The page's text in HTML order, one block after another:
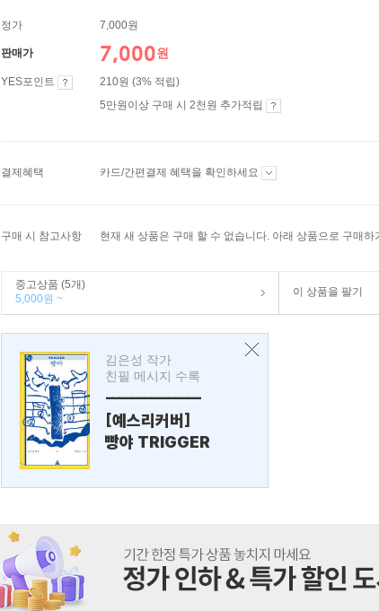
정가 7,000원
판매가 7,000원
YES포인트
210원 (3% 적립)
5만원이상 구매 시 2천원 추가적립
결제혜택 카드/간편결제 혜택을 확인하세요
구매 시 참고사항 현재 새 상품은 구매 할 수 없습니다. 아래 상품으로 구매하
중고상품 (5개)
5,000원 ~
이 상품을 팔기
김은성 작가
친필 메시지 수록
---------------
[예스리커버]
빵야 TRIGGER